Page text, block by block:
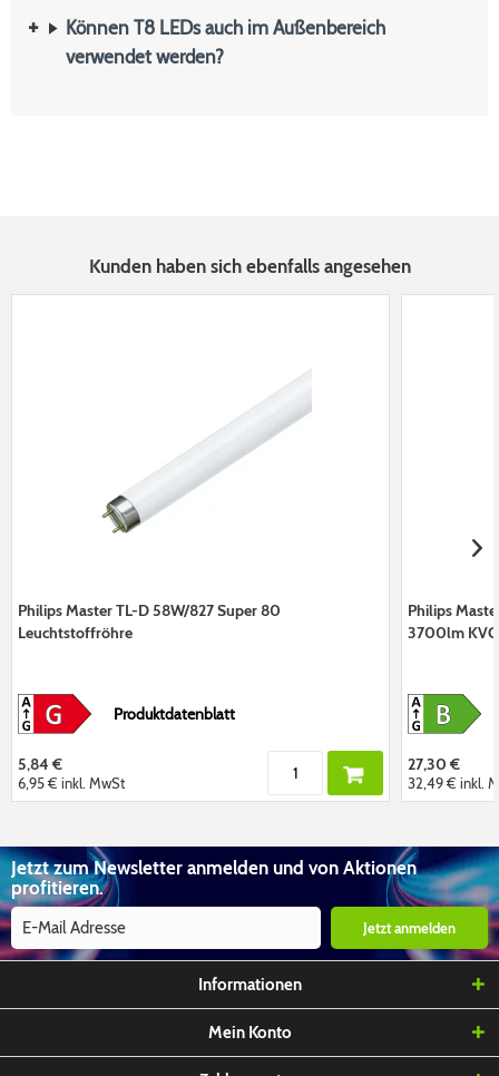
Können T8 LEDs auch im Außenbereich
verwendet werden?
Kunden haben sich ebenfalls angesehen
Philips Master TL-D 58W/827 Super 80
Leuchtstoffröhre
Produktdatenblatt
5,84 €
6,95 € inkl. MwSt
Philips
3700lm
27,30 €
32,49 €inkl.
Jetzt zum Newsletter anmelden und von Aktionen
profitieren.
Jetzt anmelden
Informationen
Mein Konto